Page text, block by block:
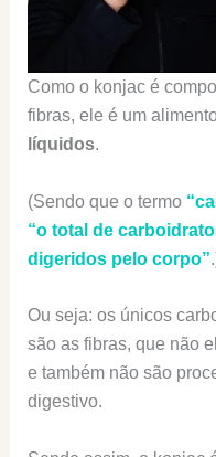
Como o konjac é
fibras, ele é um
líquidos.
(Sendo que o termo
“o total de
digeridos pelo corpo”
Ou seja: os únicos
são as fibras, que não
e também não são
digestivo.